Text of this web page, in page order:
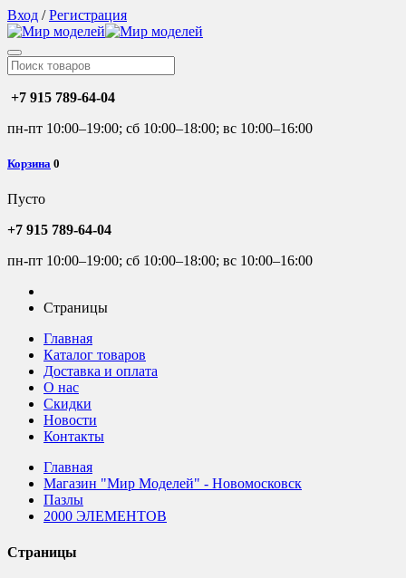
Вход /Регистрация
+7 915 789-64-04
пн-пт 10:00–19:00; сб 10:00–18:00; вс 10:00–16:00
Корзина 0
Пусто
+7 915 789-64-04
пн-пт 10:00–19:00; сб 10:00–18:00; вс 10:00–16:00
Страницы
Главная
Каталог товаров
Доставка и оплата
О нас
Скидки
Новости
Контакты
Главная
Магазин "Мир Моделей" - Новомосковск
Пазлы
2000 ЭЛЕМЕНТОВ
Страницы